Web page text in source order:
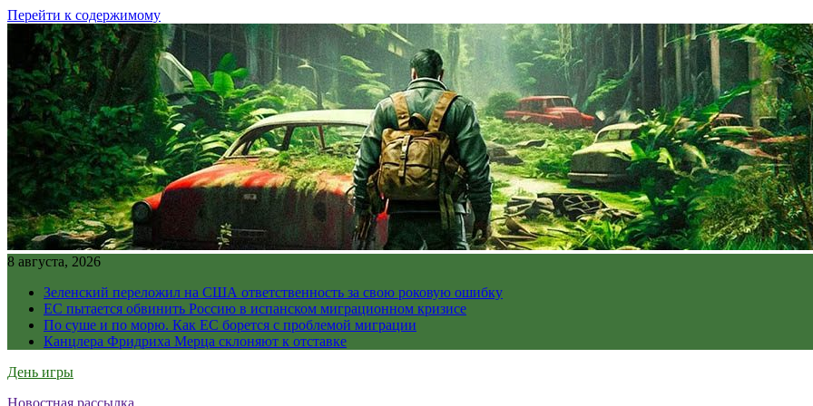
Перейти к содержимому
8 августа, 2026
Зеленский переложил на США ответственность за свою роковую ошибку
ЕС пытается обвинить Россию в испанском миграционном кризисе
По суше и по морю. Как ЕС борется с проблемой миграции
Канцлера Фридриха Мерца склоняют к отставке
День игры
Новостная рассылка